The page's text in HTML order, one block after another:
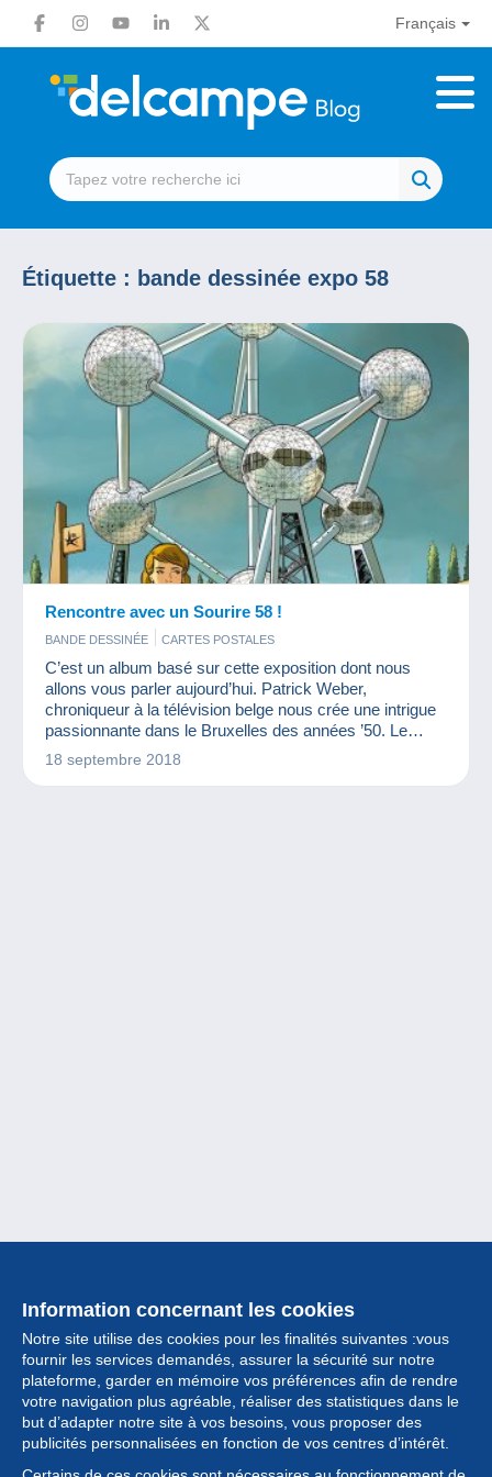
Français
Étiquette : bande dessinée expo 58
Rencontre avec un Sourire 58 !
BANDE DESSINÉE CARTES POSTALES
C’est un album basé sur cette exposition dont nous
allons vous parler aujourd’hui. Patrick Weber,
chroniqueur à la télévision belge nous crée une intrigue
passionnante dans le Bruxelles des années ’50. Le
dessinateur Baudouin Deville nous offre ce magnifique
décor dessiné. Le tout dans le cadre de ce premier
18 septembre 2018
Information concernant les cookies
Notre site utilise des cookies pour les finalités suivantes :vous
fournir les services demandés, assurer la sécurité sur notre
plateforme, garder en mémoire vos préférences afin de rendre
votre navigation plus agréable, réaliser des statistiques dans le
but d’adapter notre site à vos besoins, vous proposer des
publicités personnalisées en fonction de vos centres d’intérêt.
Collection